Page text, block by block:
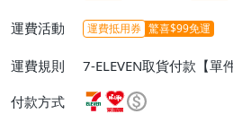
運費活動 運費抵用券 驚喜$99免運
運費規則
7-ELEVEN取貨付款【單
或消費滿$1298免運費】
不付款【免運費】、萊爾
付款方式